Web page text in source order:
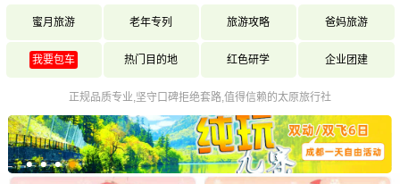
蜜月旅游 老年专列 旅游攻略 爸妈旅游
我要包车 热门目的地 红色研学 企业团建
正规品质专业,坚守口碑拒绝套路,值得信赖的太原旅行社